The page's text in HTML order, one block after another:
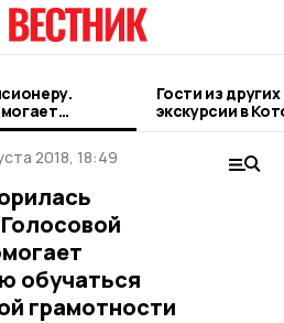
компьютерной
Гости из
экскурсии в
2018, 18:49
обучаться
грамотности